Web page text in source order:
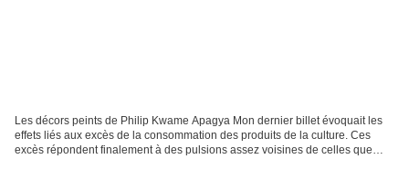
Les décors peints de Philip Kwame Apagya Mon dernier billet évoquait les
effets liés aux excès de la consommation des produits de la culture. Ces
excès répondent finalement à des pulsions assez voisines de celles que